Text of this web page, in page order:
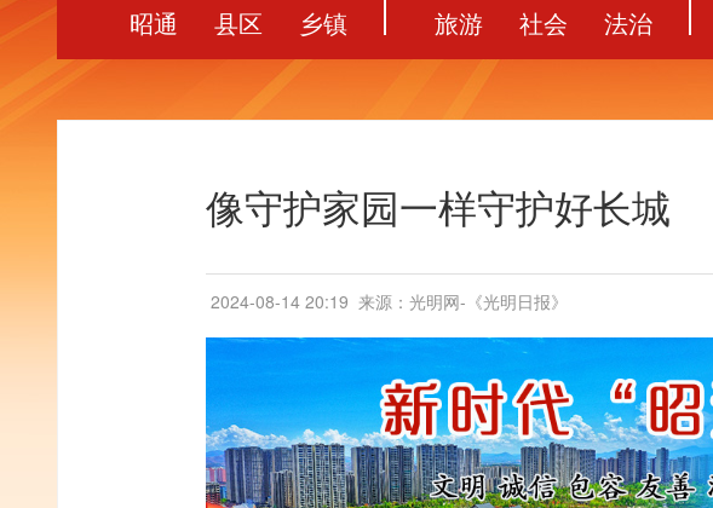
昭通
县区 乡镇
旅游
社会 法治
像守护家园一样守护好长城
2024-08-14 20:19 来源：光明网-《光明日报》